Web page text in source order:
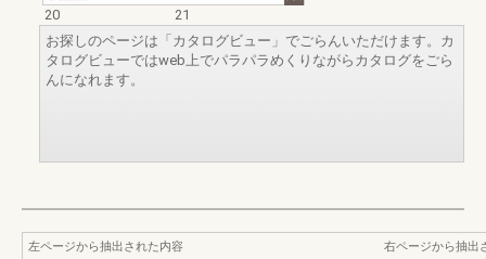
20
21
お探しのページは「カタログビュー」でごらんいただけます。カ
タログビューではweb上でパラパラめくりながらカタログをごら
んになれます。
左ページから抽出された内容
右ページから抽出